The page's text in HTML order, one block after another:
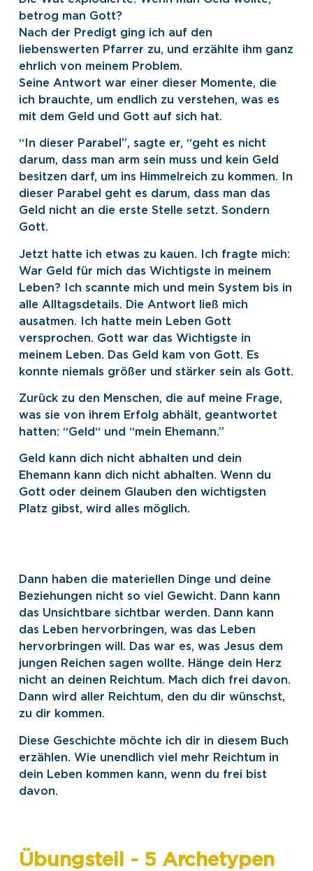
betrog man Gott?
Nach der Predigt ging ich auf den
liebenswerten Pfarrer zu, und erzählte ihm ganz
ehrlich von meinem Problem.
Seine Antwort war einer dieser Momente, die
ich brauchte, um endlich zu verstehen, was es
mit dem Geld und Gott auf sich hat.
“In dieser Parabel”, sagte er, “geht es nicht
darum, dass man arm sein muss und kein Geld
besitzen darf, um ins Himmelreich zu kommen. In
dieser Parabel geht es darum, dass man das
Geld nicht an die erste Stelle setzt. Sondern
Gott.
Jetzt hatte ich etwas zu kauen. Ich fragte mich:
War Geld für mich das Wichtigste in meinem
Leben? Ich scannte mich und mein System bis in
alle Alltagsdetails. Die Antwort ließ mich
ausatmen. Ich hatte mein Leben Gott
versprochen. Gott war das Wichtigste in
meinem Leben. Das Geld kam von Gott. Es
konnte niemals größer und stärker sein als Gott.
Zurück zu den Menschen, die auf meine Frage,
was sie von ihrem Erfolg abhält, geantwortet
hatten: “Geld“ und “mein Ehemann.”
Geld kann dich nicht abhalten und dein
Ehemann kann dich nicht abhalten. Wenn du
Gott oder deinem Glauben den wichtigsten
Platz gibst, wird alles möglich.
Dann haben die materiellen Dinge und deine
Beziehungen nicht so viel Gewicht. Dann kann
das Unsichtbare sichtbar werden. Dann kann
das Leben hervorbringen, was das Leben
hervorbringen will. Das war es, was Jesus dem
jungen Reichen sagen wollte. Hänge dein Herz
nicht an deinen Reichtum. Mach dich frei davon.
Dann wird aller Reichtum, den du dir wünschst,
zu dir kommen.
Diese Geschichte möchte ich dir in diesem Buch
erzählen. Wie unendlich viel mehr Reichtum in
dein Leben kommen kann, wenn du frei bist
davon.
Übungsteil - 5 Archetypen